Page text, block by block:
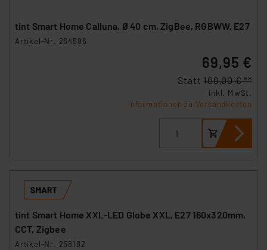
tint Smart Home Calluna, Ø 40 cm, ZigBee, RGBWW, E27
Artikel-Nr. 254596
69,95 €
Statt100,00 € **
inkl. MwSt.
Informationen zu Versandkosten
tint Smart Home XXL-LED Globe XXL, E27 160x320mm,
CCT, Zigbee
Artikel-Nr. 258182